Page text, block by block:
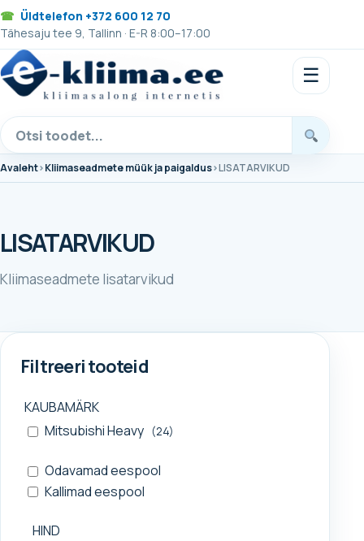
Üldtelefon +372 600 12 70
Tähesaju tee 9, Tallinn · E-R 8:00–17:00
Otsi
tooteid
☰
Avaleht Kliimaseadmete müük ja paigaldus LISATARVIKUD
LISATARVIKUD
Kliimaseadmete lisatarvikud
Filtreeri tooteid
KAUBAMÄRK
Mitsubishi Heavy (24)
Odavamad eespool
Kallimad eespool
HIND